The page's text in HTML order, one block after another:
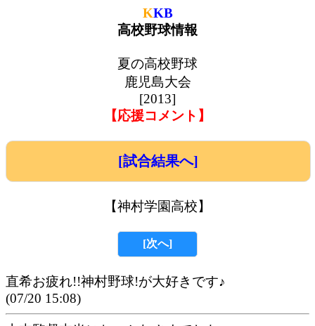
KKB
高校野球情報
夏の高校野球
鹿児島大会
[2013]
【応援コメント】
[試合結果へ]
【神村学園高校】
[次へ]
直希お疲れ!!神村野球!が大好きです♪
(07/20 15:08)